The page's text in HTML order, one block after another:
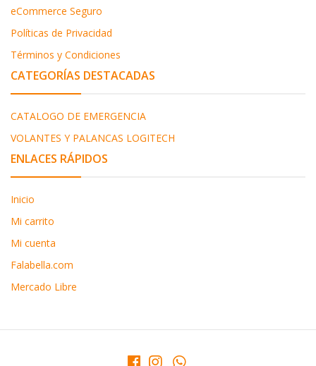
eCommerce Seguro
Políticas de Privacidad
Términos y Condiciones
CATEGORÍAS DESTACADAS
CATALOGO DE EMERGENCIA
VOLANTES Y PALANCAS LOGITECH
ENLACES RÁPIDOS
Inicio
Mi carrito
Mi cuenta
Falabella.com
Mercado Libre